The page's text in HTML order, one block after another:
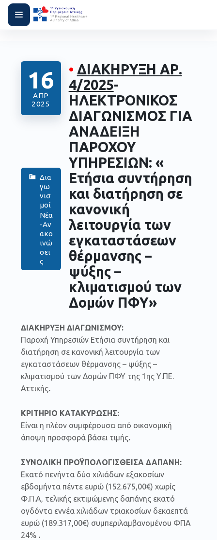
16
ΑΠΡ
2025
Δια
γω
νισ
μοί
Νέα
-Αν
ακο
ινώ
σει
ς
• ΔΙΑΚΗΡΥΞΗ ΑΡ.
4/2025-
ΗΛΕΚΤΡΟΝΙΚΟΣ
ΔΙΑΓΩΝΙΣΜΟΣ ΓΙΑ
ΑΝΑΔΕΙΞΗ
ΠΑΡΟΧΟΥ
ΥΠΗΡΕΣΙΩΝ: «
Ετήσια συντήρηση
και διατήρηση σε
κανονική
λειτουργία των
εγκαταστάσεων
θέρμανσης –
ψύξης –
κλιματισμού των
Δομών ΠΦΥ»
ΔΙΑΚΗΡΥΞΗ ΔΙΑΓΩΝΙΣΜΟΥ:
Παροχή Υπηρεσιών Ετήσια συντήρηση και
διατήρηση σε κανονική λειτουργία των
εγκαταστάσεων θέρμανσης – ψύξης –
κλιματισμού των Δομών ΠΦΥ της 1ης Υ.ΠΕ.
Αττικής.
ΚΡΙΤΗΡΙΟ ΚΑΤΑΚΥΡΩΣΗΣ:
Είναι η πλέον συμφέρουσα από οικονομική
άποψη προσφορά βάσει τιμής.
ΣΥΝΟΛΙΚΗ ΠΡΟΫΠΟΛΟΓΙΣΘΕΙΣΑ ΔΑΠΑΝΗ:
Εκατό πενήντα δύο χιλιάδων εξακοσίων
εβδομήντα πέντε ευρώ (152.675,00€) χωρίς
Φ.Π.Α, τελικής εκτιμώμενης δαπάνης εκατό
ογδόντα εννέα χιλιάδων τριακοσίων δεκαεπτά
ευρώ (189.317,00€) συμπεριλαμβανομένου ΦΠΑ
24% .